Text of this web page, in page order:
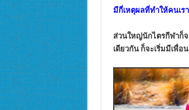
มีกี่เหตุผลที่ทำให้คนเร
ส่วนใหญ่นักไตรกีฬาก็จ
เดียวกัน ก็จะเริ่มมีเพื่